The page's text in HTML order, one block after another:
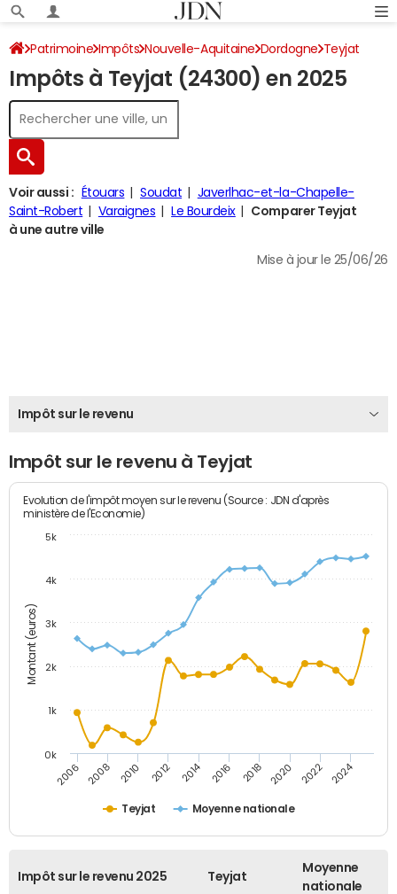
Patrimoine Impôts Nouvelle-Aquitaine Dordogne Teyjat
Impôt sur le revenu
Impôts à Teyjat (24300) en 2025
Voir aussi : Étouars Soudat
Javerlhac-et-la-Chapelle-
Saint-Robert
Varaignes Le Bourdeix
Comparer Teyjat
à une autre ville
Mise à jour le 25/06/26
Impôt sur le revenu
Impôt sur le revenu à Teyjat
Montant (euros)
Evolution de l'impôt moyen sur le revenu (Source : JDN d'après
ministère de l'Economie)
Teyjat Moyenne nationale
2006 2008 2010 2012 2014 2016 2018 2020 2022 2024
0k
1k
2k
3k
4k
5k
Impôt sur le revenu 2025 Teyjat
Moyenne
nationale